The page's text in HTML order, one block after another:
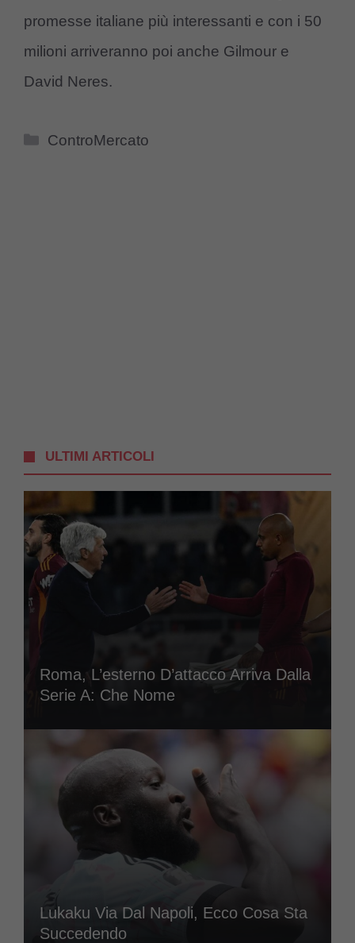
promesse italiane più interessanti e con i 50
milioni arriveranno poi anche Gilmour e
David Neres.
Categorie
ControMercato
ULTIMI ARTICOLI
Roma, L’esterno D’attacco Arriva Dalla
Serie A: Che Nome
Lukaku Via Dal Napoli, Ecco Cosa Sta
Succedendo